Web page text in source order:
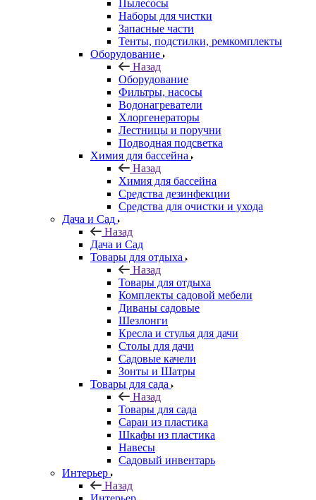
Пылесосы
Наборы для чистки
Запасные части
Тенты, подстилки, ремкомплекты
Оборудование
Назад
Оборудование
Фильтры, насосы
Водонагреватели
Хлоргенераторы
Лестницы и поручни
Подводная подсветка
Химия для бассейна
Назад
Химия для бассейна
Средства дезинфекции
Средства для очистки и ухода
Дача и Сад
Назад
Дача и Сад
Товары для отдыха
Назад
Товары для отдыха
Комплекты садовой мебели
Диваны садовые
Шезлонги
Кресла и стулья для дачи
Столы для дачи
Садовые качели
Зонты и Шатры
Товары для сада
Назад
Товары для сада
Сараи из пластика
Шкафы из пластика
Навесы
Садовый инвентарь
Интерьер
Назад